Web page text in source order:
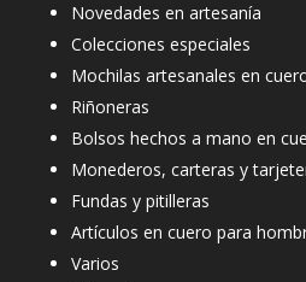
Novedades en artesanía
Colecciones especiales
Mochilas artesanales en
Riñoneras
Bolsos hechos a mano en
Monederos, carteras y
Fundas y pitilleras
Artículos en cuero para
Varios